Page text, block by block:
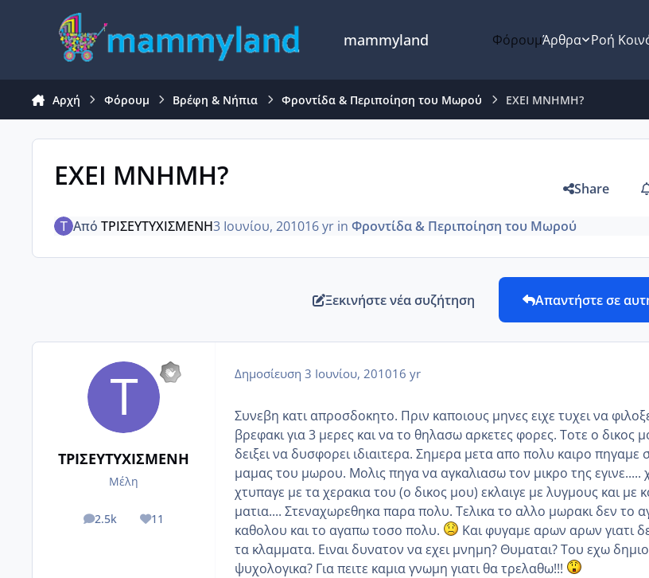
Μετάβαση σε περιεχόμενο
mammyland ΦόρουμΆρθρα Ροή
Αρχή Φόρουμ Βρέφη & Νήπια Φροντίδα & Περιποίηση του Μωρού ΕΧΕΙ ΜΝΗΜΗ?
ΕΧΕΙ ΜΝΗΜΗ? Share
ΑπόΤΡΙΣΕΥΤΥΧΙΣΜΕΝΗ3 Ιουνίου, 201016 yr inΦροντίδα & Περιποίηση του Μωρού
Ξεκινήστε νέα συζήτηση Απαντήστε σε
ΤΡΙΣΕΥΤΥΧΙΣΜΕΝΗ
Μέλη
2.5k
posts 11
Reputation
Δημοσίευση 3 Ιουνίου, 201016 yr
Συνεβη κατι απροσδοκητο. Πριν καποιους μηνες ειχε τυχει να
βρεφακι για 3 μερες και να το θηλασω αρκετες φορες. Τοτε ο δικος
δειξει να δυσφορει ιδιαιτερα. Σημερα μετα απο πολυ καιρο πηγαμε
μαμας του μωρου. Μολις πηγα να αγκαλιασω τον μικρο της εγινε.....
χτυπαγε με τα χερακια του (ο δικος μου) εκλαιγε με λυγμους και με
ματια.... Στεναχωρεθηκα παρα πολυ. Τελικα το αλλο μωρακι δεν το
καθολου και το αγαπω τοσο πολυ.
Και φυγαμε αρων αρων γιατι
τα κλαμματα. Ειναι δυνατον να εχει μνημη? Θυμαται? Του εχω
ψυχολογικα? Για πειτε καμια γνωμη γιατι θα τρελαθω!!!